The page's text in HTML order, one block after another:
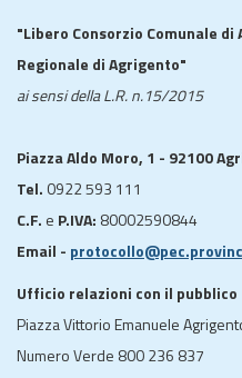
"Libero Consorzio Comunale
Regionale di Agrigento"
ai sensi della L.R. n.15/2015
Piazza Aldo Moro, 1 - 92100
Tel. 0922 593 111
C.F. e P.IVA: 80002590844
Email -
Ufficio relazioni con il pubblico
Piazza Vittorio Emanuele
Numero Verde 800 236 837